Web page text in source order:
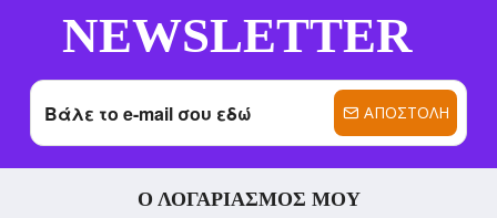
NEWSLETTER
ΑΠΟΣΤΟΛΉ
Ο ΛΟΓΑΡΙΑΣΜΌΣ ΜΟΥ